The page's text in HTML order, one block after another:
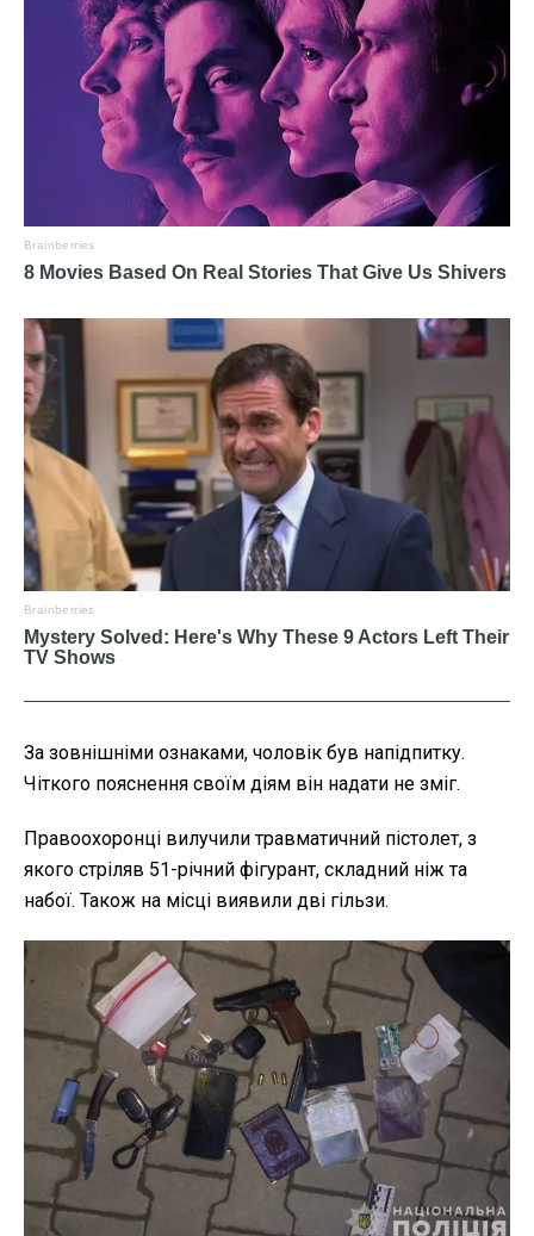
За зовнішніми ознаками, чоловік був напідпитку.
Чіткого пояснення своїм діям він надати не зміг.
Правоохоронці вилучили травматичний пістолет, з
якого стріляв 51-річний фігурант, складний ніж та
набої. Також на місці виявили дві гільзи.